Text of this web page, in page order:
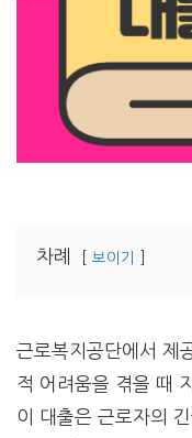
차례 보이기
근로복지공단에서 제
적 어려움을 겪을 때
이 대출은 근로자의